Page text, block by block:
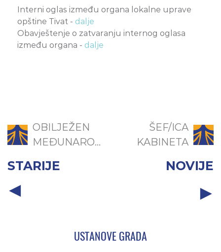
Interni oglas između organa lokalne uprave
opštine Tivat - dalje
Obavještenje o zatvaranju internog oglasa
između organa - dalje
OBILJEŽEN
MEĐUNARO...
STARIJE
ŠEF/ICA
KABINETA
NOVIJE
USTANOVE GRADA